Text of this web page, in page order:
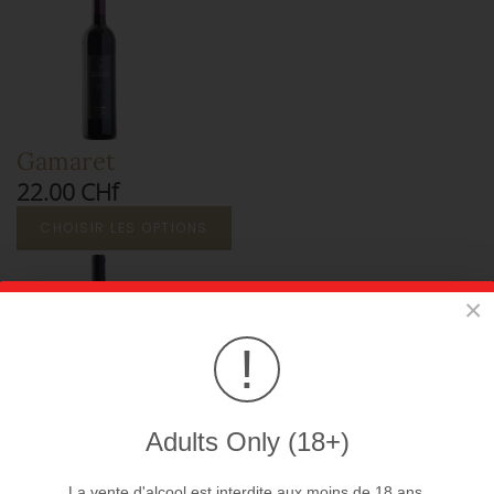
Gamaret
22.00 CHf
Cabernet jura
×
!
Adults Only (18+)